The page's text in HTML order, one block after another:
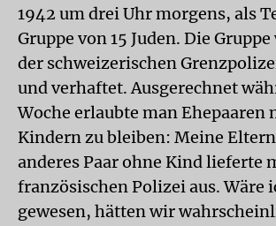
1942 um drei Uhr morgens, als
Gruppe von 15 Juden. Die
der schweizerischen
und verhaftet. Ausgerechnet
Woche erlaubte man Ehepaaren
Kindern zu bleiben: Meine
anderes Paar ohne Kind lieferte
französischen Polizei aus. Wäre
gewesen, hätten wir